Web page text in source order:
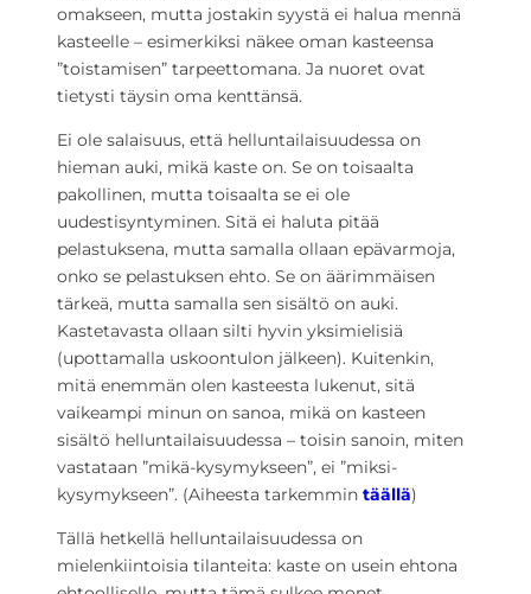
omakseen, mutta jostakin syystä ei halua mennä
kasteelle – esimerkiksi näkee oman kasteensa
”toistamisen” tarpeettomana. Ja nuoret ovat
tietysti täysin oma kenttänsä.
Ei ole salaisuus, että helluntailaisuudessa on
hieman auki, mikä kaste on. Se on toisaalta
pakollinen, mutta toisaalta se ei ole
uudestisyntyminen. Sitä ei haluta pitää
pelastuksena, mutta samalla ollaan epävarmoja,
onko se pelastuksen ehto. Se on äärimmäisen
tärkeä, mutta samalla sen sisältö on auki.
Kastetavasta ollaan silti hyvin yksimielisiä
(upottamalla uskoontulon jälkeen). Kuitenkin,
mitä enemmän olen kasteesta lukenut, sitä
vaikeampi minun on sanoa, mikä on kasteen
sisältö helluntailaisuudessa – toisin sanoin, miten
vastataan ”mikä-kysymykseen”, ei ”miksi-
kysymykseen”. (Aiheesta tarkemmin täällä)
Tällä hetkellä helluntailaisuudessa on
mielenkiintoisia tilanteita: kaste on usein ehtona